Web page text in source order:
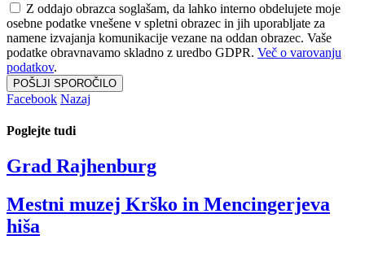
Z oddajo obrazca soglašam, da lahko interno obdelujete moje
osebne podatke vnešene v spletni obrazec in jih uporabljate za
namene izvajanja komunikacije vezane na oddan obrazec. Vaše
podatke obravnavamo skladno z uredbo GDPR. Več o varovanju
podatkov.
Facebook Nazaj
Poglejte tudi
Grad Rajhenburg
Mestni muzej Krško in Mencingerjeva
hiša